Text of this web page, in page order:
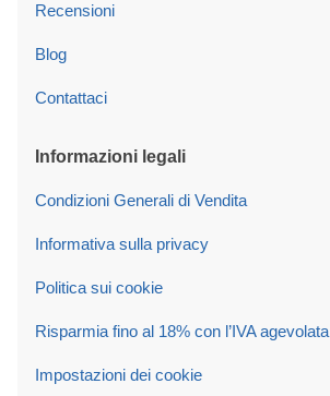
Recensioni
Blog
Contattaci
Informazioni legali
Condizioni Generali di Vendita
Informativa sulla privacy
Politica sui cookie
Risparmia fino al 18% con l’IVA agevolata
Impostazioni dei cookie